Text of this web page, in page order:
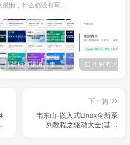
很懒，什么都没有写...
IT类所有渠道合集 持续日更，目前近四千多条资源 年费用户微信私信获取权限
下一篇
韦东山-嵌入式Linux全新系
列教程之驱动大全(基于